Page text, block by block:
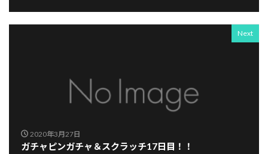
Next
2020年3月27日
ガチャピンガチャ＆スクラッチ17日目！！